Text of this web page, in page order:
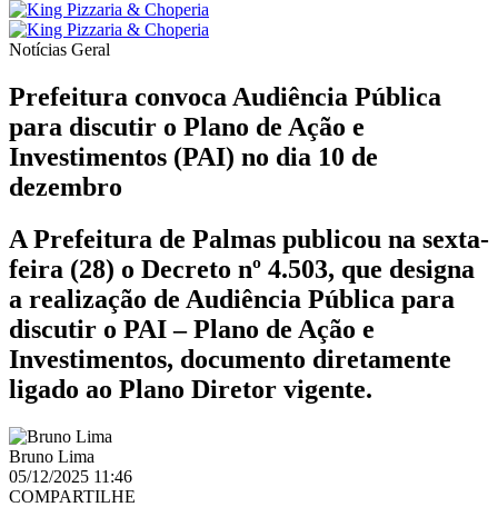
Notícias Geral
Prefeitura convoca Audiência Pública
para discutir o Plano de Ação e
Investimentos (PAI) no dia 10 de
dezembro
A Prefeitura de Palmas publicou na sexta-
feira (28) o Decreto nº 4.503, que designa
a realização de Audiência Pública para
discutir o PAI – Plano de Ação e
Investimentos, documento diretamente
ligado ao Plano Diretor vigente.
Bruno Lima
05/12/2025 11:46
COMPARTILHE